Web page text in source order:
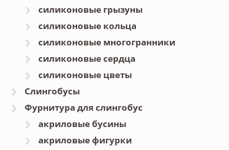
силиконовые грызуны
силиконовые кольца
силиконовые многогранники
силиконовые сердца
силиконовые цветы
Слингобусы
Фурнитура для слингобус
акриловые бусины
акриловые фигурки